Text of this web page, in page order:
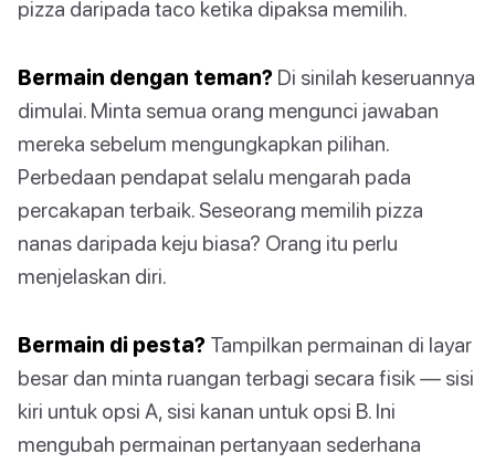
pizza daripada taco ketika dipaksa memilih.
Bermain dengan teman? Di sinilah keseruannya
dimulai. Minta semua orang mengunci jawaban
mereka sebelum mengungkapkan pilihan.
Perbedaan pendapat selalu mengarah pada
percakapan terbaik. Seseorang memilih pizza
nanas daripada keju biasa? Orang itu perlu
menjelaskan diri.
Bermain di pesta? Tampilkan permainan di layar
besar dan minta ruangan terbagi secara fisik — sisi
kiri untuk opsi A, sisi kanan untuk opsi B. Ini
mengubah permainan pertanyaan sederhana